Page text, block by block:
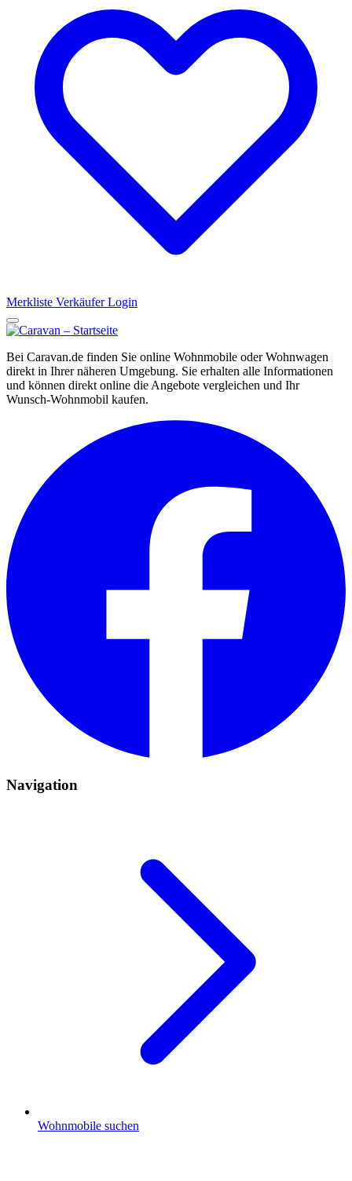
Merkliste Verkäufer Login
Bei Caravan.de finden Sie online Wohnmobile oder Wohnwagen
direkt in Ihrer näheren Umgebung. Sie erhalten alle Informationen
und können direkt online die Angebote vergleichen und Ihr
Wunsch-Wohnmobil kaufen.
Navigation
Wohnmobile suchen